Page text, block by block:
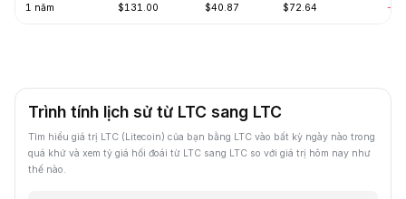
1 năm $131.00 $40.87 $72.64 -
Trình tính lịch sử từ LTC sang LTC
Tìm hiểu giá trị LTC (Litecoin) của bạn bằng LTC vào bất kỳ ngày nào trong
quá khứ và xem tỷ giá hối đoái từ LTC sang LTC so với giá trị hôm nay như
thế nào.